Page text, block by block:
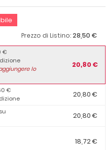
Prezzo di Listino: 28,50 €
€
lo
20,80 €
€
20,80 €
20,80 €
18,72 €